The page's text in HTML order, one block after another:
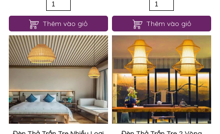
Thêm vào giỏ Thêm vào giỏ